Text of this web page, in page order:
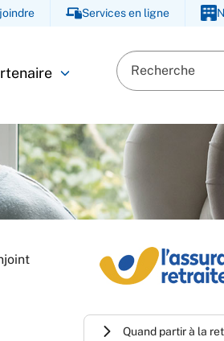
Services en ligne
Quand partir à la